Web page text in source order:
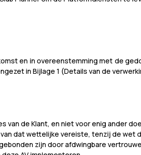
en in overeenstemming met de
in Bijlage 1 (Details van de
de Klant, en niet voor enig ander
dat wettelijke vereiste, tenzij de wet
zijn door afdwingbare